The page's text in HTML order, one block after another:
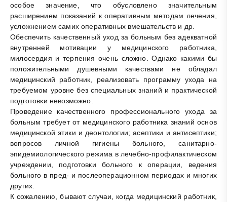
особое значение, что обусловлено значительным
расширением показаний к оперативным методам лечения,
усложнением самих оперативных вмешательств и др.
Обеспечить качественный уход за больным без адекватной
внутренней мотивации у медицинского работника,
милосердия и терпения очень сложно. Однако какими бы
положительными душевными качествами не обладал
медицинский работник, реализовать программу ухода на
требуемом уровне без специальных знаний и практической
подготовки невозможно.
Проведение качественного профессионального ухода за
больным требует от медицинского работника знаний основ
медицинской этики и деонтологии; асептики и антисептики;
вопросов личной гигиены больного, санитарно-
эпидемиологического режима в лечебно-профилактическом
учреждении, подготовки больного к операции, ведения
больного в пред- и послеоперационном периодах и многих
других.
К сожалению, бывают случаи, когда медицинский работник,